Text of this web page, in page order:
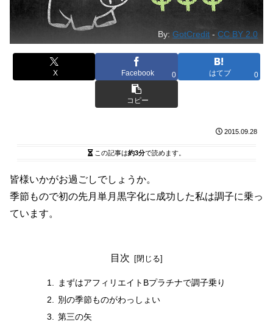
By:GotCredit -CC BY 2.0
X Facebook 0 はてブ 0
コピー
2015.09.28
この記事は約3分で読めます。
皆様いかがお過ごしでしょうか。
季節もので初の先月単月黒字化に成功した私は調子に乗っ
ています。
目次
まずはアフィリエイトBプラチナで調子乗り
別の季節ものがわっしょい
第三の矢